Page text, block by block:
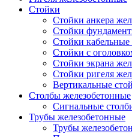
Стойки
Стойки анкера
Стойки
Стойки кабельные
Стойки с
Стойки экрана
Стойки ригеля
Вертикальные
Столбы железобетонные
Сигнальные
Трубы железобетонные
Трубы